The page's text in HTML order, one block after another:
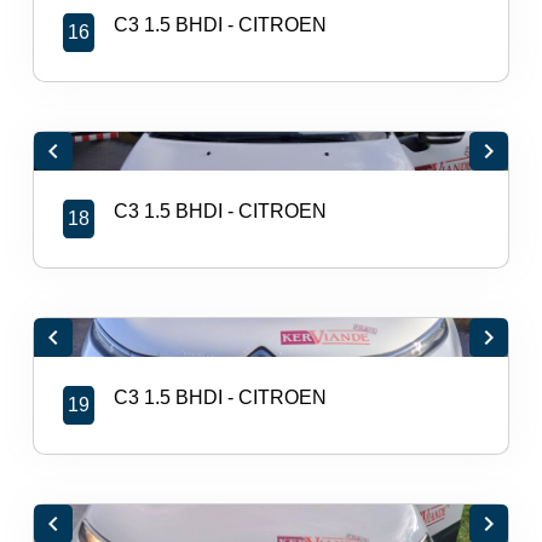
16 C3 1.5 BHDI - CITROEN
chevron_left chevron_right
18 C3 1.5 BHDI - CITROEN
chevron_left chevron_right
19 C3 1.5 BHDI - CITROEN
chevron_left chevron_right